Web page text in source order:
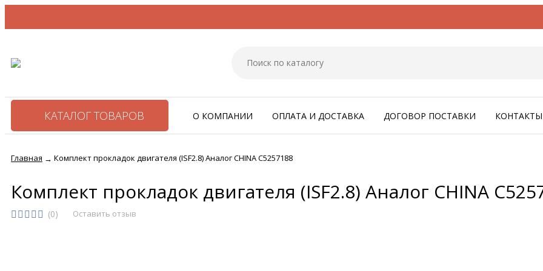
КАТАЛОГ ТОВАРОВ О КОМПАНИИ ОПЛАТА И ДОСТАВКА ДОГОВОР ПОСТАВКИ КОНТАКТЫ
Главная → Комплект прокладок двигателя (ISF2.8) Аналог CHINA С5257188
Комплект прокладок двигателя (ISF2.8) Аналог CHINA
(0) Оставить отзыв